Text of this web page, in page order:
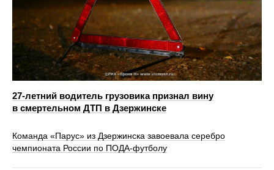
27-летний водитель грузовика признал вину
в смертельном ДТП в Дзержинске
Команда «Парус» из Дзержинска завоевала серебро
чемпионата России по ПОДА-футболу